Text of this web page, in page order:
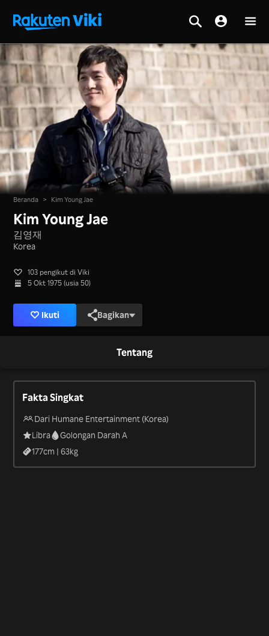
Beranda > Kim Young Jae
Kim Young Jae
김영재
Korea
103 pengikut di Viki
5 Okt 1975 (usia 50)
Ikuti Bagikan
Tentang
Fakta Singkat
Dari Humane Entertainment (Korea)
Libra
Golongan Darah A
177cm |63kg